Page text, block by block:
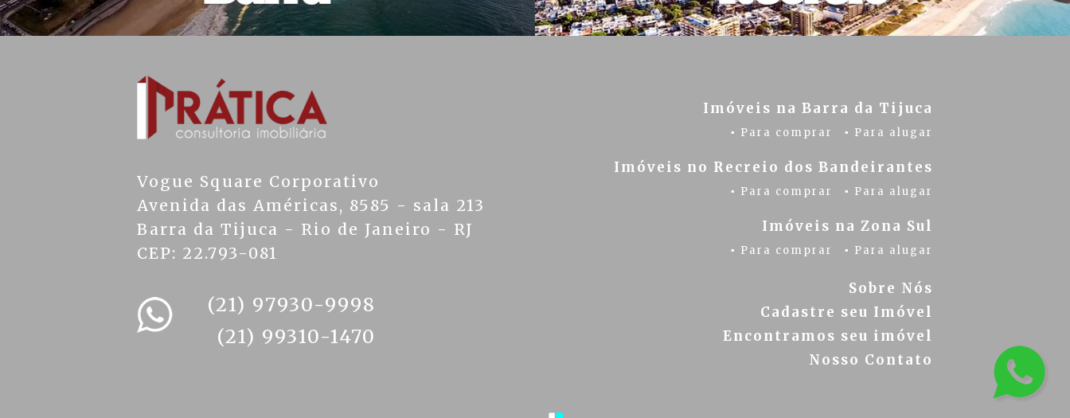
Vogue Square Corporativo
Avenida das Américas, 8585 - sala 213
Barra da Tijuca - Rio de Janeiro - RJ
CEP: 22.793-081
(21) 97930-9998
(21) 99310-1470
Imóveis na Barra da Tijuca
▪ Para comprar ▪ Para alugar
Imóveis no Recreio dos Bandeirantes
▪ Para comprar ▪ Para alugar
Imóveis na Zona Sul
▪ Para comprar ▪ Para alugar
Sobre Nós
Cadastre seu Imóvel
Encontramos seu imóvel
Nosso Contato